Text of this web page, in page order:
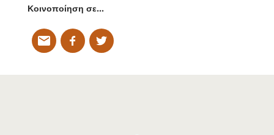
Κοινοποίηση σε…